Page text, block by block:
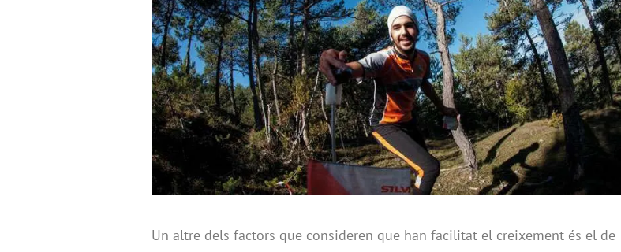
Un altre dels factors que consideren que han facilitat el creixement és el de